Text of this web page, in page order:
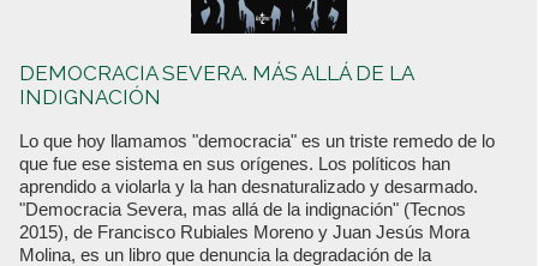
DEMOCRACIA SEVERA. MÁS ALLÁ DE LA
INDIGNACIÓN
Lo que hoy llamamos "democracia" es un triste remedo de lo
que fue ese sistema en sus orígenes. Los políticos han
aprendido a violarla y la han desnaturalizado y desarmado.
"Democracia Severa, mas allá de la indignación" (Tecnos
2015), de Francisco Rubiales Moreno y Juan Jesús Mora
Molina, es un libro que denuncia la degradación de la